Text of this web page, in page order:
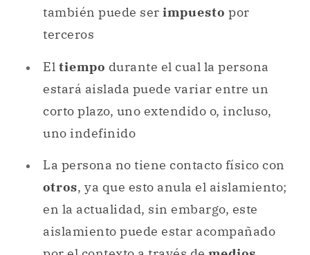
también puede ser impuesto por
terceros
El tiempo durante el cual la persona
estará aislada puede variar entre un
corto plazo, uno extendido o, incluso,
uno indefinido
La persona no tiene contacto físico con
otros, ya que esto anula el aislamiento;
en la actualidad, sin embargo, este
aislamiento puede estar acompañado